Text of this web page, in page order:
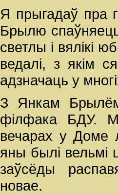
Я прыгадаў пра
Брылю
светлы і вялікі
ведалі, з якім
адзначаць у
З Янкам
філфака БДУ.
вечарах у Доме
яны былі вельмі
заўсёды
новае.